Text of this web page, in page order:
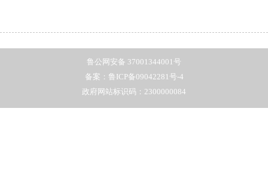
鲁公网安备 37001344001号
备案：鲁ICP备09042281号-4
政府网站标识码：2300000084